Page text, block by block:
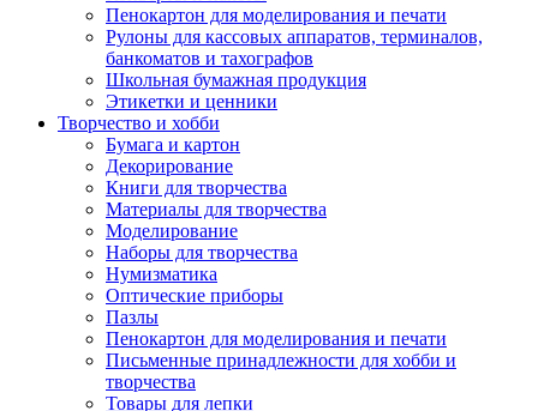
Пенокартон для моделирования и печати
Рулоны для кассовых аппаратов, терминалов,
банкоматов и тахографов
Школьная бумажная продукция
Этикетки и ценники
Творчество и хобби
Бумага и картон
Декорирование
Книги для творчества
Материалы для творчества
Моделирование
Наборы для творчества
Нумизматика
Оптические приборы
Пазлы
Пенокартон для моделирования и печати
Письменные принадлежности для хобби и
творчества
Товары для лепки